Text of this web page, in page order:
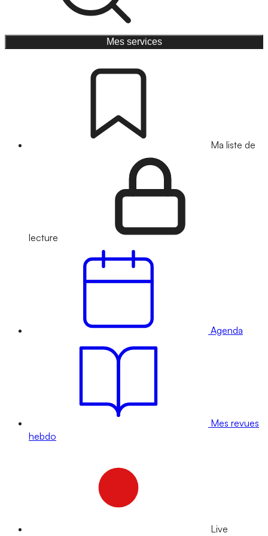
Mes services
Ma liste de
lecture
Agenda
Mes revues
hebdo
Live